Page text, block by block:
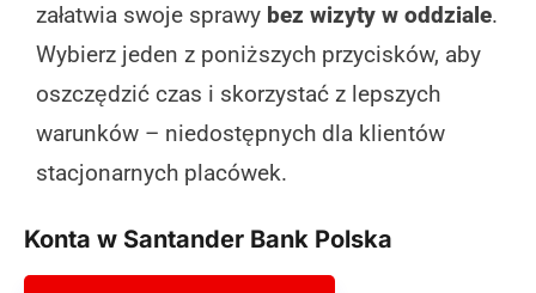
załatwia swoje sprawy bez wizyty w oddziale.
Wybierz jeden z poniższych przycisków, aby
oszczędzić czas i skorzystać z lepszych
warunków – niedostępnych dla klientów
stacjonarnych placówek.
Konta w Santander Bank Polska